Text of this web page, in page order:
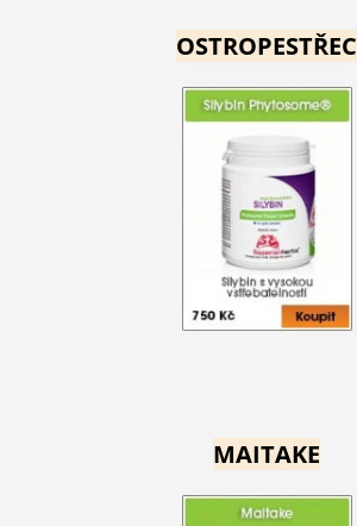
OSTROPESTŘEC
MAITAKE